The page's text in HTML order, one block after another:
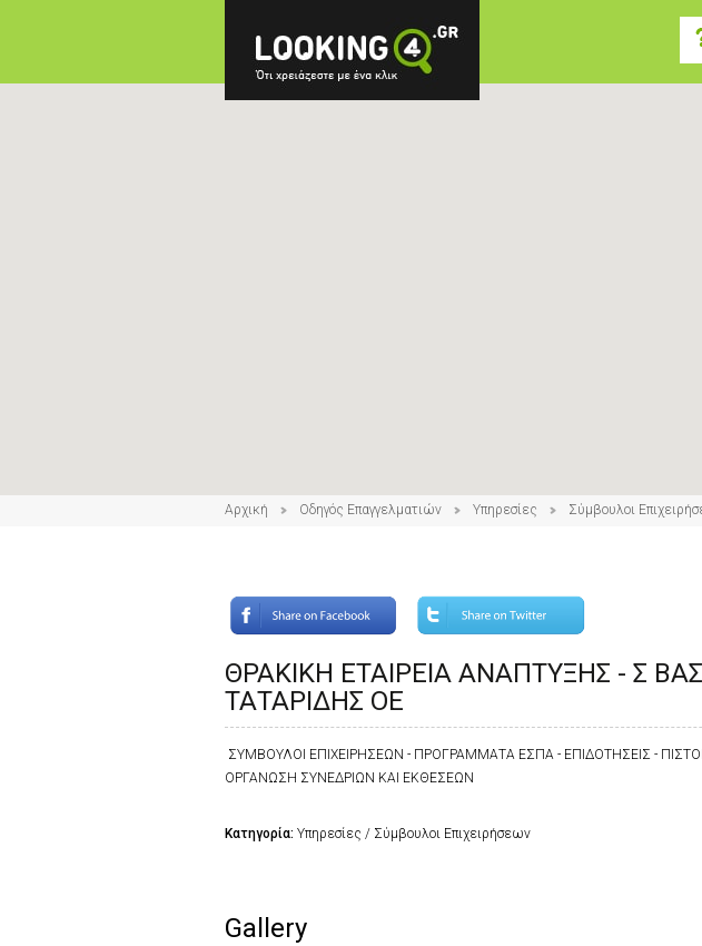
Αρχική Οδηγός Επαγγελματιών Υπηρεσίες Σύμβουλοι
ΘΡΑΚΙΚΗ ΕΤΑΙΡΕΙΑ ΑΝΑΠΤΥΞΗΣ - Σ
ΤΑΤΑΡΙΔΗΣ ΟΕ
ΣΥΜΒΟΥΛΟΙ ΕΠΙΧΕΙΡΗΣΕΩΝ - ΠΡΟΓΡΑΜΜΑΤΑ ΕΣΠΑ - ΕΠΙΔΟΤΗΣΕΙΣ -
ΟΡΓΑΝΩΣΗ ΣΥΝΕΔΡΙΩΝ ΚΑΙ ΕΚΘΕΣΕΩΝ
Κατηγορία: Υπηρεσίες / Σύμβουλοι Επιχειρήσεων
Gallery